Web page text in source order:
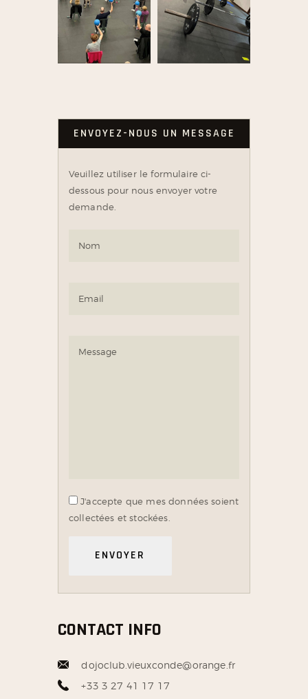
ENVOYEZ-NOUS UN MESSAGE
Veuillez utiliser le formulaire ci-
dessous pour nous envoyer votre
demande.
J'accepte que mes données soient
collectées et stockées.
CONTACT INFO
dojoclub.vieuxconde@orange.fr
+33 3 27 41 17 17